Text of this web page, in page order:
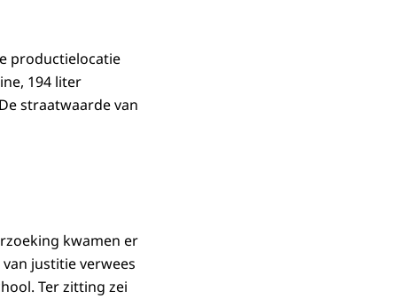
productielocatie
194 liter
straatwaarde van
kwamen er
justitie verwees
Ter zitting zei